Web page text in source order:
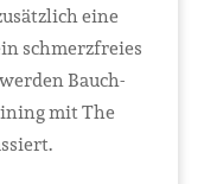
eine
schmerzfreies
Bauch-
mit The